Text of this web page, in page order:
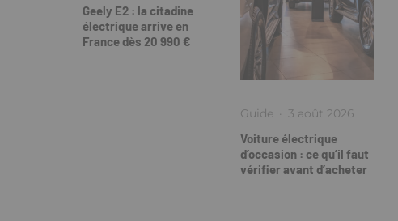
Geely E2 : la citadine
électrique arrive en
France dès 20 990 €
Guide · 3 août 2026
Voiture électrique
d’occasion : ce qu’il faut
vérifier avant d’acheter